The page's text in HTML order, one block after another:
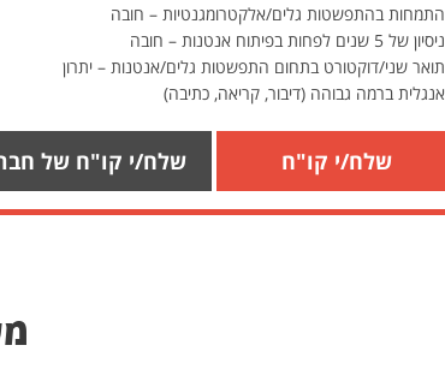
התמחות בהתפשטות גלים/אלקטרומגנטיות – חובה
ניסיון של 5 שנים לפחות בפיתוח אנטנות – חובה
תואר שני/דוקטורט בתחום התפשטות גלים/אנטנות – יתרון
אנגלית ברמה גבוהה (דיבור, קריאה, כתיבה)
שלח/י קו"ח שלח/י קו"ח של